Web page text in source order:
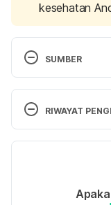
kesehatan
SUMBER
Leaking from
2021, from
conditions/
https://
RIWAYAT
Ditulis oleh